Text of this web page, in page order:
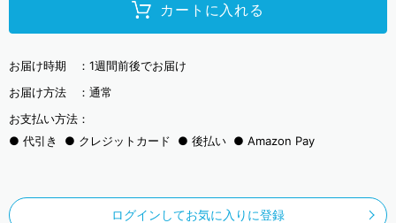
カートに入れる
お届け時期 ： 1週間前後でお届け
お届け方法 ： 通常
お支払い方法：
代引き
クレジットカード 後払い Amazon Pay
ログインしてお気に入りに登録